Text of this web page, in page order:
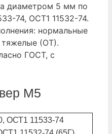
диаметром 5 мм по
74, ОСТ1 11532-74.
нормальные
(ОТ).
ГОСТ, с
М5
ОСТ1 11533-74